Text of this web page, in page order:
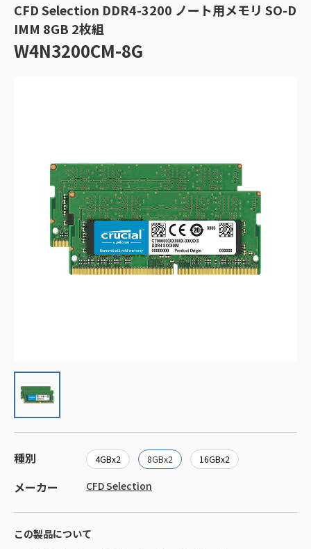
CFD Selection DDR4-3200 ノート用メモリ SO-D
IMM 8GB 2枚組
W4N3200CM-8G
種別 4GBx2 8GBx2 16GBx2
メーカー CFD Selection
この製品について